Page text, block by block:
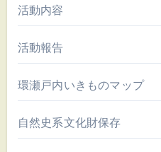
活動内容
活動報告
環瀬戸内いきものマップ
自然史系文化財保存